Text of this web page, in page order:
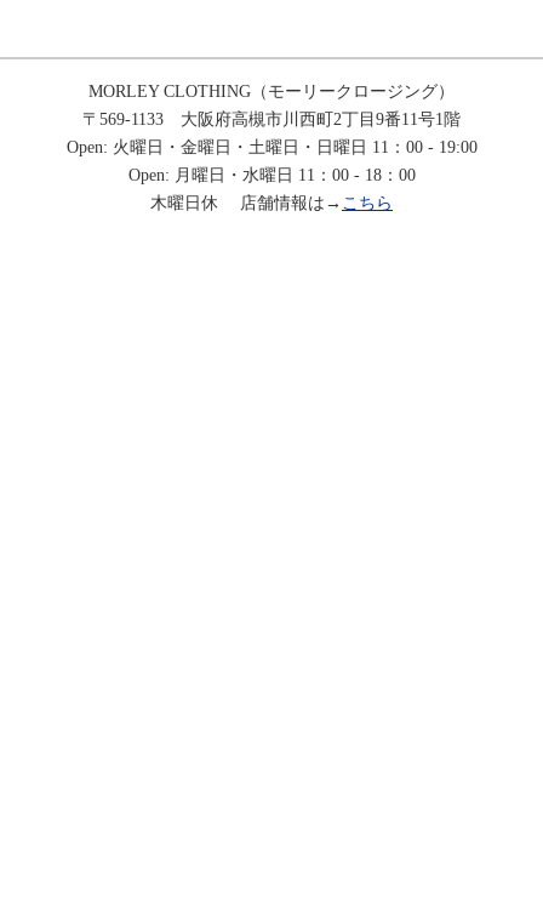
MORLEY CLOTHING（モーリークロージング）
〒569-1133 大阪府高槻市川西町2丁目9番11号1階
Open: 火曜日・金曜日・土曜日・日曜日 11：00 - 19:00
Open: 月曜日・水曜日 11：00 - 18：00
木曜日休 店舗情報は→ こちら